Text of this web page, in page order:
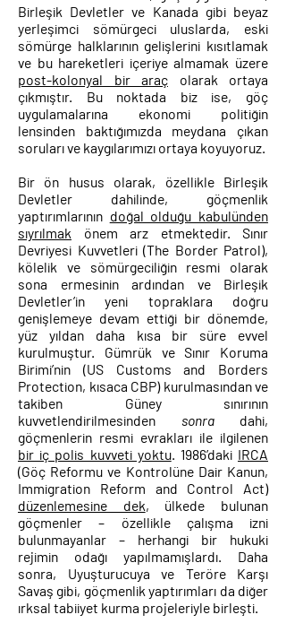
Birleşik Devletler ve Kanada gibi beyaz
yerleşimci sömürgeci uluslarda, eski
sömürge halklarının gelişlerini kısıtlamak
ve bu hareketleri içeriye almamak üzere
post-kolonyal bir araç olarak ortaya
çıkmıştır. Bu noktada biz ise, göç
uygulamalarına ekonomi politiğin
lensinden baktığımızda meydana çıkan
soruları ve kaygılarımızı ortaya koyuyoruz.
Bir ön husus olarak, özellikle Birleşik
Devletler dahilinde, göçmenlik
yaptırımlarının doğal olduğu kabulünden
sıyrılmak önem arz etmektedir. Sınır
Devriyesi Kuvvetleri (The Border Patrol),
kölelik ve sömürgeciliğin resmi olarak
sona ermesinin ardından ve Birleşik
Devletler’in yeni topraklara doğru
genişlemeye devam ettiği bir dönemde,
yüz yıldan daha kısa bir süre evvel
kurulmuştur. Gümrük ve Sınır Koruma
Birimi’nin (US Customs and Borders
Protection, kısaca CBP) kurulmasından ve
takiben Güney sınırının
kuvvetlendirilmesinden sonradahi,
göçmenlerin resmi evrakları ile ilgilenen
bir iç polis kuvveti yoktu. 1986’daki IRCA
(Göç Reformu ve Kontrolüne Dair Kanun,
Immigration Reform and Control Act)
düzenlemesine dek, ülkede bulunan
göçmenler – özellikle çalışma izni
bulunmayanlar – herhangi bir hukuki
rejimin odağı yapılmamışlardı. Daha
sonra, Uyuşturucuya ve Teröre Karşı
Savaş gibi, göçmenlik yaptırımları da diğer
ırksal tabiiyet kurma projeleriyle birleşti.